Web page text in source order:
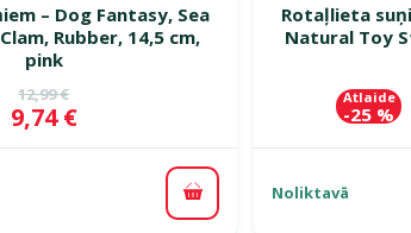
– Dog Fantasy, Sea
Rubber, 14,5 cm,
pink
Oriģinālā cena
12,99 €
Cena
9,74 €
Pievienot grozam
Rotaļlieta
Natural Toy
Atlaide
-25 %
Noliktavā